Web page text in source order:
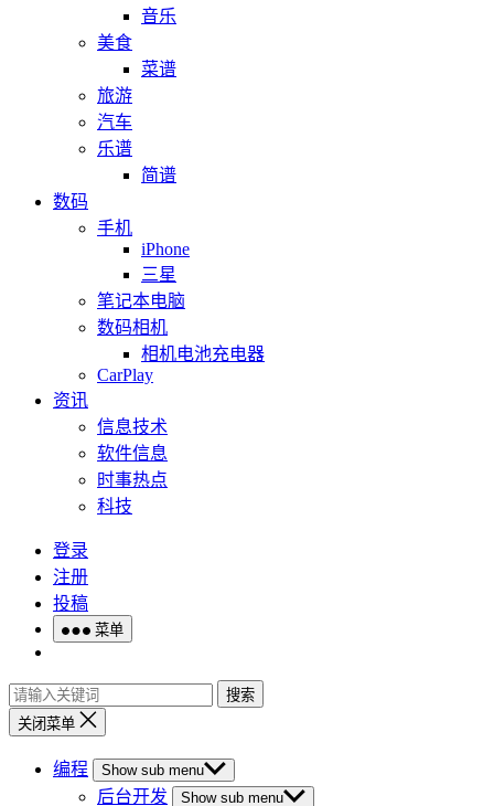
音乐
美食
菜谱
旅游
汽车
乐谱
简谱
数码
手机
iPhone
三星
笔记本电脑
数码相机
相机电池充电器
CarPlay
资讯
信息技术
软件信息
时事热点
科技
登录
注册
投稿
菜单
搜索
关闭菜单
编程 Show sub menu
后台开发 Show sub menu